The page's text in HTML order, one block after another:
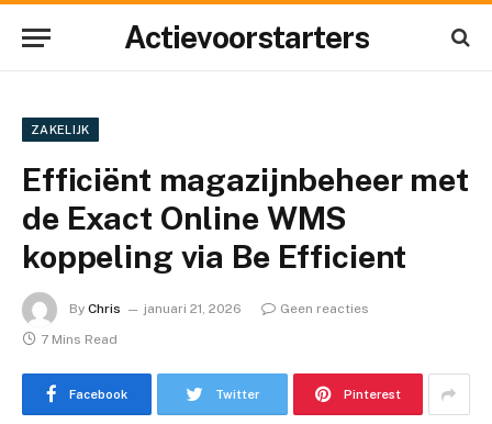
Actievoorstarters
ZAKELIJK
Efficiënt magazijnbeheer met
de Exact Online WMS
koppeling via Be Efficient
By Chris januari 21, 2026
Geen reacties
7 Mins Read
Facebook Twitter Pinterest